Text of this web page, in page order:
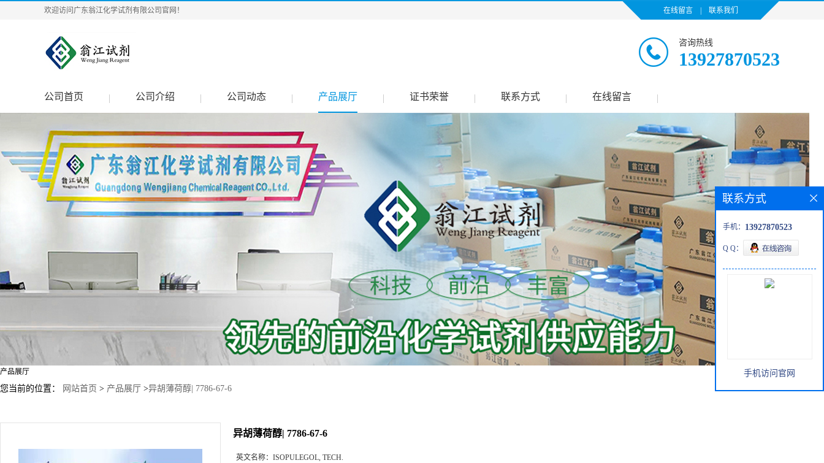
欢迎访问广东翁江化学试剂有限公司官网！ 在线留言 联系我们
咨询热线
13927870523
公司首页 公司介绍 公司动态 产品展厅 证书荣誉 联系方式 在线留言
产品展厅
您当前的位置： 网站首页 > 产品展厅 >异胡薄荷醇| 7786-67-6
异胡薄荷醇| 7786-67-6
英文名称： ISOPULEGOL, TECH.
联系方式
手机： 13927870523
Q Q：
手机访问官网